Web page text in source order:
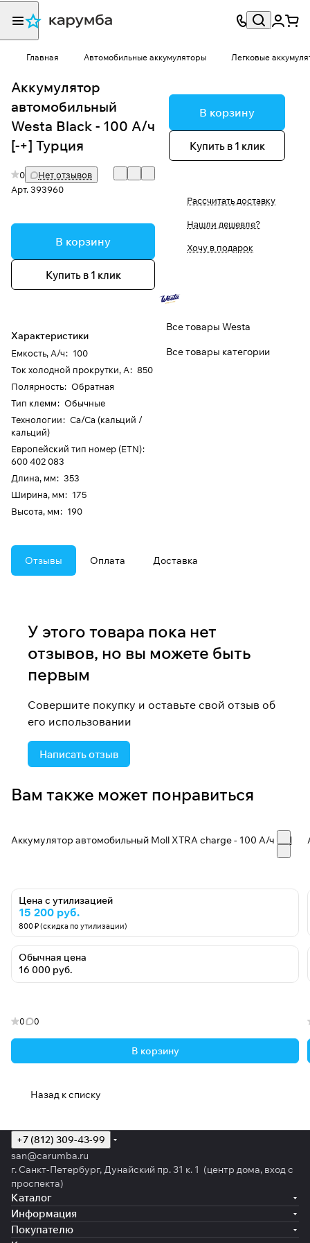
Главная Автомобильные аккумуляторы Легковые
Аккумулятор
автомобильный
Westa Black - 100 А/ч
[-+] Турция
0
Нет отзывов
Арт.393960
В корзину
Купить в 1 клик
Характеристики
Емкость, А/ч: 100
Ток холодной прокрутки, А: 850
Полярность: Обратная
Тип клемм: Обычные
Технологии: Ca/Ca (кальций /
кальций)
Европейский тип номер (ETN):
600 402 083
Длина, мм: 353
Ширина, мм: 175
Высота, мм: 190
В корзину
Купить в 1 клик
Рассчитать доставку
Нашли дешевле?
Хочу в подарок
Все товары Westa
Все товары категории
Отзывы Оплата Доставка
У этого товара пока нет
отзывов, но вы можете быть
первым
Совершите покупку и оставьте свой отзыв об
его использовании
Написать отзыв
Вам также может понравиться
Аккумулятор автомобильный Moll XTRA charge - 100 А/ч [-+]
Цена с утилизацией
15 200 руб.
800 ₽ (скидка по утилизации)
Обычная цена
16 000 руб.
0 0
В корзину
Назад к списку
+7 (812) 309-43-99
san@carumba.ru
г. Санкт-Петербург, Дунайский пр. 31 к. 1 (центр дома, вход с
проспекта)
Каталог
Информация
Покупателю